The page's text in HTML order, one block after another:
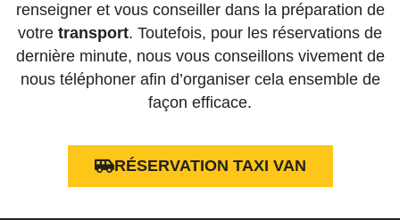
renseigner et vous conseiller dans la préparation de
votre transport. Toutefois, pour les réservations de
dernière minute, nous vous conseillons vivement de
nous téléphoner afin d’organiser cela ensemble de
façon efficace.
RÉSERVATION TAXI VAN